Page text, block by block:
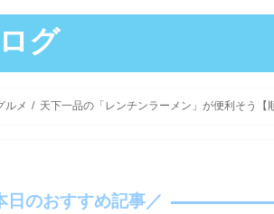
グ
ルメ 天下一品の「レンチンラーメン」が便利そう【
日のおすすめ記事／